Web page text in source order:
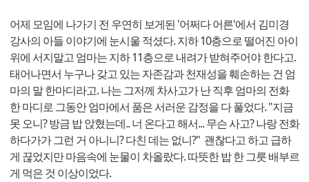
어제 모임에 나가기 전 우연히 보게된 '어쩌다 어른'에서 김미경
강사의 아들 이야기에 눈시울 적셨다. 지하 10층으로 떨어진 아이
위에 서지말고 엄마는 지하 11층으로 내려가 받혀주어야 한다고.
태어나면서 누구나 갖고 있는 자존감과 천재성을 훼손하는 건 엄
마의 말 한마디라고. 나는 그저께 차사고가 난 직후 엄마의 전화
한 마디로 그동안 엄마에서 품은 서러운 감정을 다 풀었다. "지금
못 오니? 방금 밥 앉혔는데.. 너 온다고 해서... 무슨 사고? 나랑 전화
하다가가 그런 거 아니니? 다친 데는 없니?" 괜찮다고 하고 급하
게 끊었지만 마음속에 눈물이 차올랐다. 따뜻한 밥 한 그릇 배부르
게 먹은 것 이상이었다.